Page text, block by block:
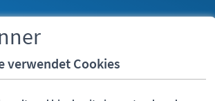
verwendet Cookies